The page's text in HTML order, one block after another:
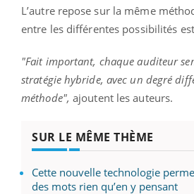
L’autre repose sur la même
entre les différentes possibilités
"Fait important, chaque auditeur
stratégie hybride, avec un degré
méthode", ajoutent les auteurs.
SUR LE MÊME THÈME
Cette nouvelle technologie
des mots rien qu’en y pensant